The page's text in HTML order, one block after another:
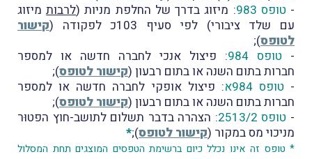
- טופס 983 : מיזוג בדרך של החלפת מניות (לרבותמיזוג
עם שלד ציבורי) לפי סעיף 103כ לפקודה (
קישור
לטופס);
- טופס 984
: פיצול אנכי לחברה חדשה או למספר
חברות בתום השנה או בתום רבעון (קישור לטופס);
- טופס 984א
: פיצול אופקי לחברה חדשה או למספר
חברות בתום השנה או בתום רבעון (קישור לטופס);
- טופס 2513/2
: הצהרה בדבר תשלום לתושב-חוץ הפטוּר
מניכוי מס במקור (קישור לטופס);
*
* טופס זה אינו נכלל כיום ברשימת הטפסים המוצגים תחת המסלול